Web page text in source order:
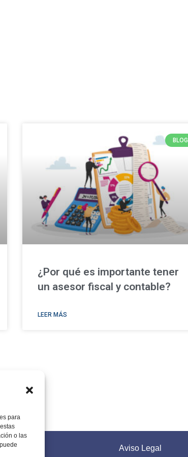
para
o las
BLOG
¿Por qué es importante tener
un asesor fiscal y contable?
LEER MÁS
Aviso Legal